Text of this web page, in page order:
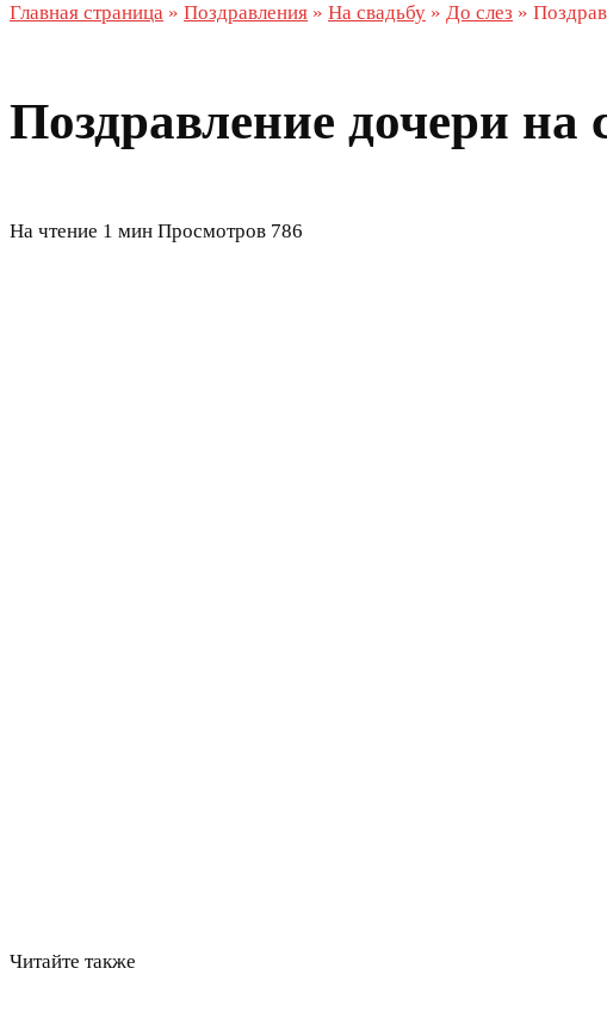
Главная страница » Поздравления » На свадьбу » До слез »
Поздравление дочери на
На чтение 1 мин Просмотров 786
Читайте также